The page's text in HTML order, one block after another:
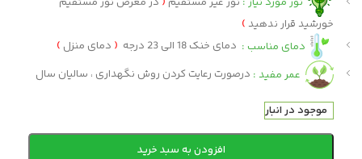
خورشید قرار ندهید )
دمای مناسب : دمای خنک 18 الی 23 درجه ( دمای منزل )
عمر مفید : درصورت رعایت کردن روش نگهداری ، سالیان سال
موجود در انبار
افزودن به سبد خرید